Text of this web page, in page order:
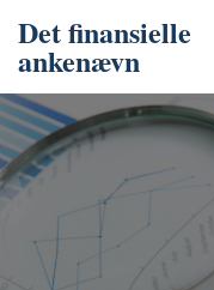
Det finansielle
ankenævn